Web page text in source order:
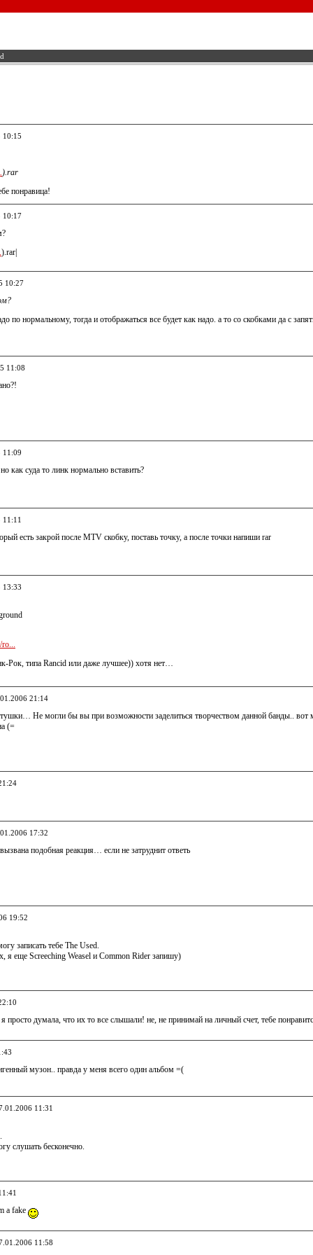
10:15
).rar
понравица!
10:17
).rar|
10:27
по нормальному, тогда и отображаться все будет как надо. а то со скобками да с
11:08
11:09
как суда то линк нормально вставить?
11:11
есть закрой после MTV скобку, поставь точку, а после точки напиши rar
13:33
Рок, типа Rancid или даже лучшее)) хотя нет…
21:14
Не могли бы вы при возможности заделиться творчеством данной банды..
(=
17:32
подобная реакция… если не затруднит ответь
19:52
записать тебе The Used.
я еще Screeching Weasel и Common Rider запишу)
просто думала, что их то все слышали! не, не принимай на личный счет, тебе
музон.. правда у меня всего один альбом =(
11:31
слушать бесконечно.
a fake
11:58